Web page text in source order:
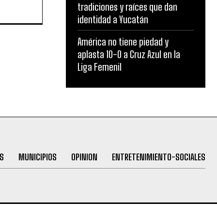
tradiciones y raíces que dan
identidad a Yucatán
América no tiene piedad y
aplasta 10-0 a Cruz Azul en la
Liga Femenil